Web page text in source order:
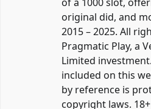
original did, and
2015 – 2025. All
Pragmatic Play, a
Limited
included on this
by reference is
copyright laws.